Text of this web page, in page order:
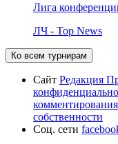
Лига
ЛЧ - Top News
Ко всем турнирам
Сайт Редакция
комментирования
собственности
Соц. сети